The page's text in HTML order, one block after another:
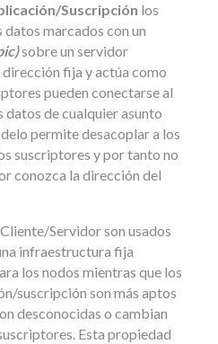
Suscripción los
marcados con un
sobre un servidor
dirección fija y actúa como
pueden conectarse al
datos de cualquier asunto
permite desacoplar a los
suscriptores y por tanto no
conozca la dirección del
Servidor son usados
infraestructura fija
los nodos mientras que los
suscripción son más aptos
desconocidas o cambian
Esta propiedad